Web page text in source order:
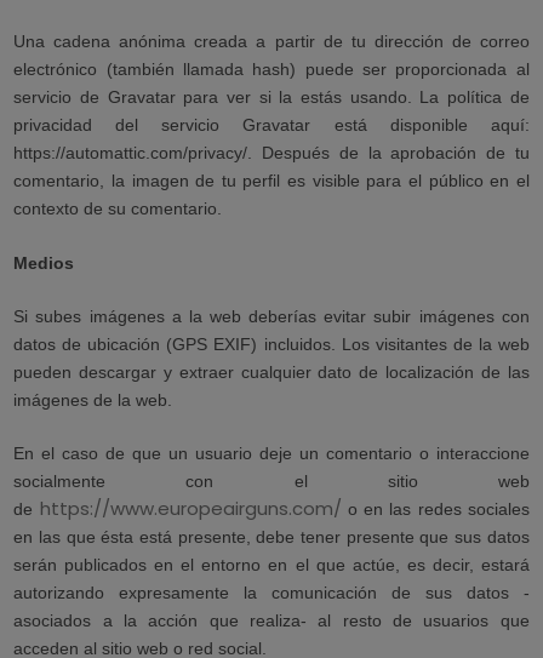
Una cadena anónima creada a partir de tu dirección de correo
electrónico (también llamada hash) puede ser proporcionada al
servicio de Gravatar para ver si la estás usando. La política de
privacidad del servicio Gravatar está disponible aquí:
https://automattic.com/privacy/. Después de la aprobación de tu
comentario, la imagen de tu perfil es visible para el público en el
contexto de su comentario.
Medios
Si subes imágenes a la web deberías evitar subir imágenes con
datos de ubicación (GPS EXIF) incluidos. Los visitantes de la web
pueden descargar y extraer cualquier dato de localización de las
imágenes de la web.
En el caso de que un usuario deje un comentario o interaccione
socialmente con el sitio web
de https://www.europeairguns.com/ o en las redes sociales
en las que ésta está presente, debe tener presente que sus datos
serán publicados en el entorno en el que actúe, es decir, estará
autorizando expresamente la comunicación de sus datos -
asociados a la acción que realiza- al resto de usuarios que
acceden al sitio web o red social.